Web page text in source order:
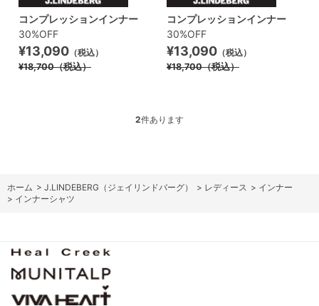
コンプレッションインナー
30%OFF
¥13,090 （税込）
¥18,700（税込）
コンプレッションインナー
30%OFF
¥13,090 （税込）
¥18,700（税込）
2件あります
ホーム > J.LINDEBERG（ジェイリンドバーグ） > レディース > インナー
> インナーシャツ